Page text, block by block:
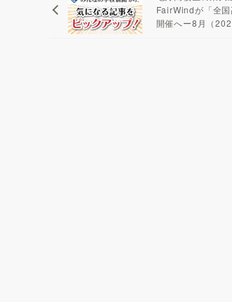
FairWindが「全国
開催へー8月（